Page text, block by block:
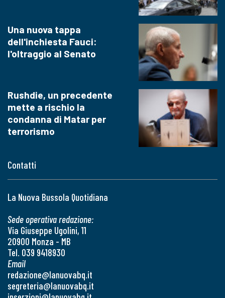
Contatti
La Nuova Bussola Quotidiana
Sede operativa redazione:
Via Giuseppe Ugolini, 11
20900 Monza - MB
Tel. 039 9418930
Email
redazione@lanuovabq.it
segreteria@lanuovabq.it
Una nuova tappa
dell'inchiesta Fauci:
l'oltraggio al Senato
Rushdie, un precedente
mette a rischio la
condanna di Matar per
terrorismo